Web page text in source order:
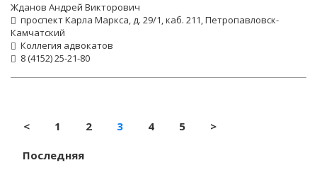
Жданов Андрей Викторович
проспект Карла Маркса, д. 29/1, каб. 211, Петропавловск-
Камчатский
Коллегия адвокатов
8 (4152) 25-21-80
< 1 2 3(current)
4 5 >
Последняя